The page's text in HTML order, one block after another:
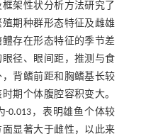
架性状分析方法研究了
期种群形态特征及雌雄
存在形态特征的季节差
径、眼间距，推测与食
背鳍前距和胸鳍基长较
期个体腹腔容积变大。
0.013，表明雄鱼个体较
显著大于雌性，以此来